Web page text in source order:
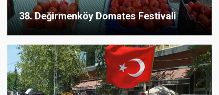
38. Değirmenköy Domates Festivali